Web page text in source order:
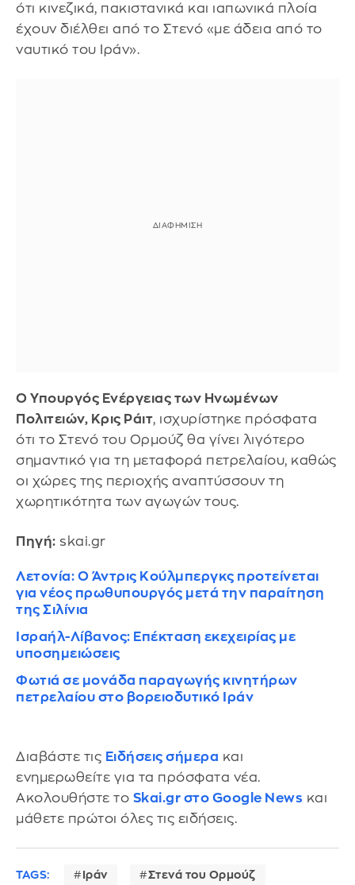
ότι κινεζικά, πακιστανικά και ιαπωνικά πλοία
έχουν διέλθει από το Στενό «με άδεια από το
ναυτικό του Ιράν».
Ο Υπουργός Ενέργειας των Ηνωμένων
Πολιτειών, Κρις Ράιτ, ισχυρίστηκε πρόσφατα
ότι το Στενό του Ορμούζ θα γίνει λιγότερο
σημαντικό για τη μεταφορά πετρελαίου, καθώς
οι χώρες της περιοχής αναπτύσσουν τη
χωρητικότητα των αγωγών τους.
Πηγή: skai.gr
Λετονία: Ο Άντρις Κούλμπεργκς προτείνεται
για νέος πρωθυπουργός μετά την παραίτηση
της Σιλίνια
Ισραήλ-Λίβανος: Επέκταση εκεχειρίας με
υποσημειώσεις
Φωτιά σε μονάδα παραγωγής κινητήρων
πετρελαίου στο βορειοδυτικό Ιράν
Διαβάστε τις Ειδήσεις σήμερα και
ενημερωθείτε για τα πρόσφατα νέα.
Ακολουθήστε το Skai.gr στο Google News και
μάθετε πρώτοι όλες τις ειδήσεις.
TAGS: Ιράν Στενά του Ορμούζ